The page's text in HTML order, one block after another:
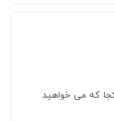
که می خواهید